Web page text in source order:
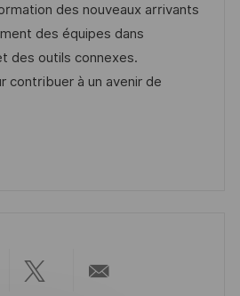
g
o
r
des nouveaux arrivants
des équipes dans
des outils connexes.
contribuer à un avenir de
Über